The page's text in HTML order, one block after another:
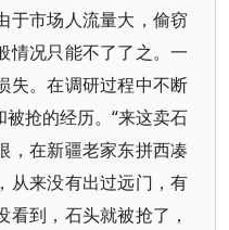
于市场人流量大，偷窃
情况只能不了了之。一
失。在调研过程中不断
抢的经历。“来这卖石
，在新疆老家东拼西凑
从来没有出过远门，有
到，石头就被抢了，